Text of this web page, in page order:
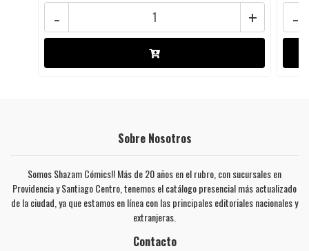
+
- -
Sobre Nosotros
Somos Shazam Cómics!! Más de 20 años en el rubro, con sucursales en
Providencia y Santiago Centro, tenemos el catálogo presencial más actualizado
de la ciudad, ya que estamos en línea con las principales editoriales nacionales y
extranjeras.
Contacto